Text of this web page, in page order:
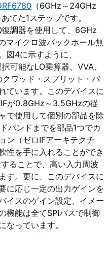
（6GHz～24GHz
てた1ステップです。
調器を使用して、6GHz
マイクロ波バックホール無
図4に示すように、
可能なLO乗算器、VVA、
ワッド・スプリット・バ
ています。このデバイスに
が0.8GHz～3.5GHzの従
で使用して個別の部品を除
バンドまでを部品1つでカ
ン（ゼロIFアーキテクチ
性を手に入れることができ
ることで、高い入力周波
す。更に、このデバイスに
に応じ一定の出力ゲインを
イスのゲイン設定、イメー
機能は全てSPIバスで制御
なっています。